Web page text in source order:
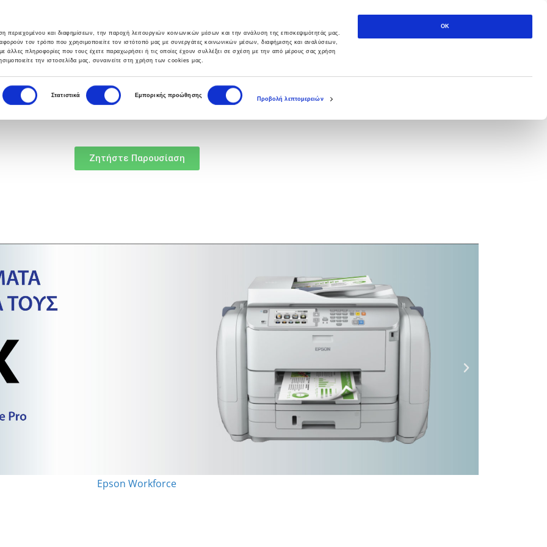
περιεχομένου και διαφημίσεων, την παροχή λειτουργιών κοινωνικών μέσων και την ανάλυση της επισκεψιμότητάς μας.
τον τρόπο που χρησιμοποιείτε τον ιστότοπό μας με συνεργάτες κοινωνικών μέσων, διαφήμισης και αναλύσεων,
άλλες πληροφορίες που τους έχετε παραχωρήσει ή τις οποίες έχουν συλλέξει σε σχέση με την από μέρους σας χρήση
την ιστοσελίδα μας, συναινείτε στη χρήση των cookies μας.
Στατιστικά Εμπορικής προώθησης
Προβολή λεπτομερειών
OK
HELPDESK BLOG ΕΠΙΚΟΙΝΩΝΙΑ
Ζητήστε Παρουσίαση
Epson Workforce